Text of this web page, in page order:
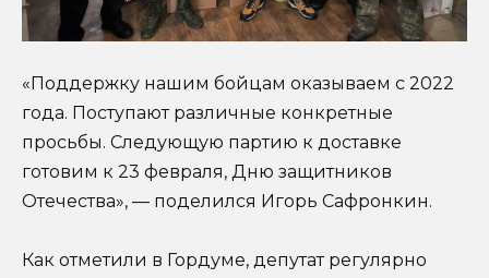
«Поддержку нашим бойцам оказываем с 2022
года. Поступают различные конкретные
просьбы. Следующую партию к доставке
готовим к 23 февраля, Дню защитников
Отечества», — поделился Игорь Сафронкин.
Как отметили в Гордуме, депутат регулярно